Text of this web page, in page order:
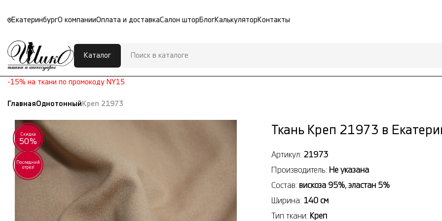
ЕкатеринбургО компанииОплата и доставкаСалон штор БлогКалькулятор Контакты
Каталог
-15% на ткани по промокоду NY15
ГлавнаяОднотонный Креп 21973
Скидка
50%
Последний
отрез!
Ткань Креп 21973 в
Артикул: 21973
Производитель: Не указана
Состав: вискоза 95%, эластан 5%
Ширина: 140 см
Тип ткани: Креп